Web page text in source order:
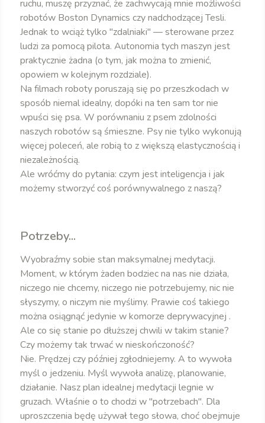
ruchu, muszę przyznać, że zachwycają mnie możliwości
robotów Boston Dynamics czy nadchodzącej Tesli.
Jednak to wciąż tylko "zdalniaki" — sterowane przez
ludzi za pomocą pilota. Autonomia tych maszyn jest
praktycznie żadna (o tym, jak można to zmienić,
opowiem w kolejnym rozdziale).
Na filmach roboty poruszają się po przeszkodach w
sposób niemal idealny, dopóki na ten sam tor nie
wpuści się psa. W porównaniu z psem zdolności
naszych robotów są śmieszne. Psy nie tylko wykonują
więcej poleceń, ale robią to z większą elastycznością i
niezależnością.
Ale wróćmy do pytania: czym jest inteligencja i jak
możemy stworzyć coś porównywalnego z naszą?
Potrzeby...
Wyobraźmy sobie stan maksymalnej medytacji.
Moment, w którym żaden bodziec na nas nie działa,
niczego nie chcemy, niczego nie potrzebujemy, nic nie
słyszymy, o niczym nie myślimy. Prawie coś takiego
można osiągnąć jedynie w komorze deprywacyjnej .
Ale co się stanie po dłuższej chwili w takim stanie?
Czy możemy tak trwać w nieskończoność?
Nie. Prędzej czy później zgłodniejemy. A to wywoła
myśl o jedzeniu. Myśl wywoła analizę, planowanie,
działanie. Nasz plan idealnej medytacji legnie w
gruzach. Właśnie o to chodzi w "potrzebach". Dla
uproszczenia będę używał tego słowa, choć obejmuje